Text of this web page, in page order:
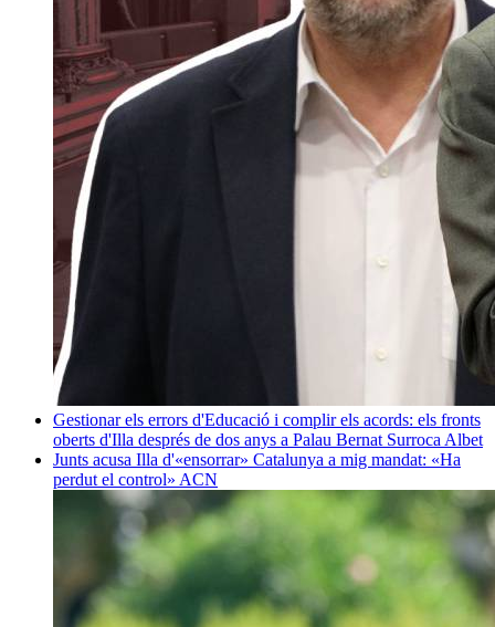
Gestionar els errors d'Educació i complir els acords: els fronts
oberts d'Illa després de dos anys a Palau Bernat Surroca Albet
Junts acusa Illa d'«ensorrar» Catalunya a mig mandat: «Ha
perdut el control» ACN